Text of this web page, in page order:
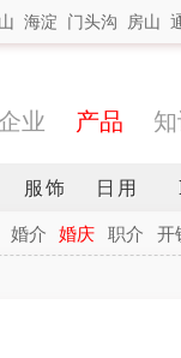
海淀 门头沟 房山
业 产品
服饰 日用
婚介 婚庆 职介 开